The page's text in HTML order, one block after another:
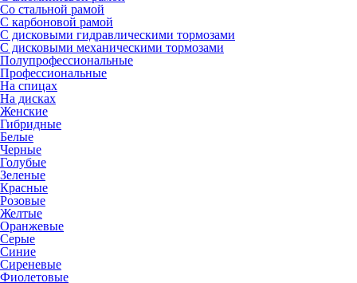
Со стальной рамой
С карбоновой рамой
С дисковыми гидравлическими тормозами
С дисковыми механическими тормозами
Полупрофессиональные
Профессиональные
На спицах
На дисках
Женские
Гибридные
Белые
Черные
Голубые
Зеленые
Красные
Розовые
Желтые
Оранжевые
Серые
Синие
Сиреневые
Фиолетовые